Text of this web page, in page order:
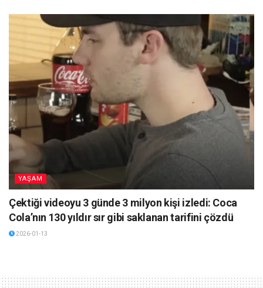
YAŞAM
Çektiği videoyu 3 günde 3 milyon kişi izledi: Coca
Cola’nın 130 yıldır sır gibi saklanan tarifini çözdü
2026-01-13